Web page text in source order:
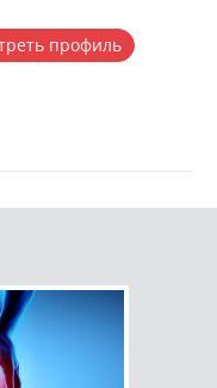
профиль